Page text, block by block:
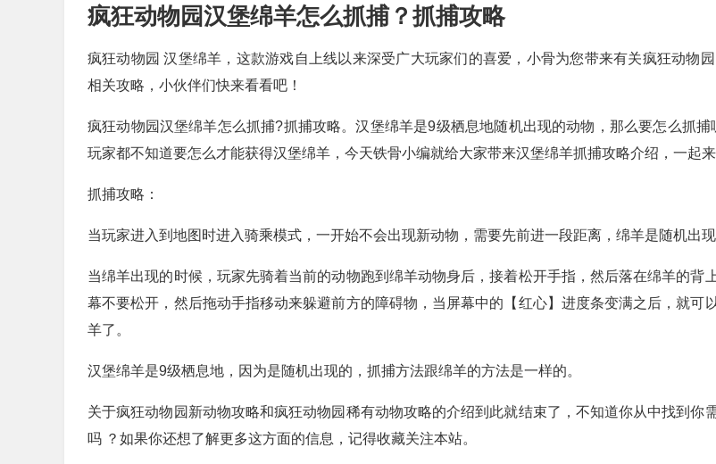
疯狂动物园汉堡绵羊怎么抓捕？抓捕攻略
疯狂动物园 汉堡绵羊，这款游戏自上线以来深受广大玩家们的喜爱，小骨为您带来有关疯狂动物
相关攻略，小伙伴们快来看看吧！
疯狂动物园汉堡绵羊怎么抓捕?抓捕攻略。汉堡绵羊是9级栖息地随机出现的动物，那么要怎么抓捕
玩家都不知道要怎么才能获得汉堡绵羊，今天铁骨小编就给大家带来汉堡绵羊抓捕攻略介绍，一起来
抓捕攻略：
当玩家进入到地图时进入骑乘模式，一开始不会出现新动物，需要先前进一段距离，绵羊是随机出现
当绵羊出现的时候，玩家先骑着当前的动物跑到绵羊动物身后，接着松开手指，然后落在绵羊的背
幕不要松开，然后拖动手指移动来躲避前方的障碍物，当屏幕中的【红心】进度条变满之后，就可
羊了。
汉堡绵羊是9级栖息地，因为是随机出现的，抓捕方法跟绵羊的方法是一样的。
关于疯狂动物园新动物攻略和疯狂动物园稀有动物攻略的介绍到此就结束了，不知道你从中找到你
吗 ？如果你还想了解更多这方面的信息，记得收藏关注本站。